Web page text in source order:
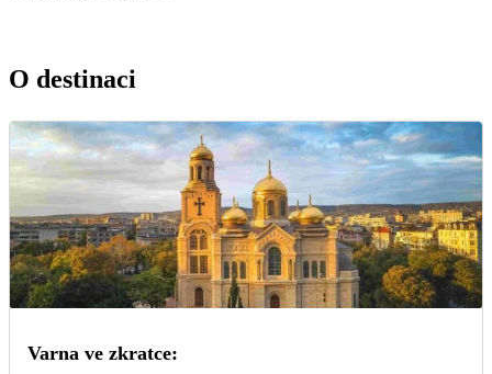
O destinaci
Varna ve zkratce: